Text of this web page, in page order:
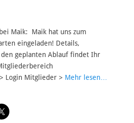
Maik: Maik hat uns zum
eingeladen! Details,
geplanten Ablauf findet Ihr
Login Mitglieder > Mehr lesen…